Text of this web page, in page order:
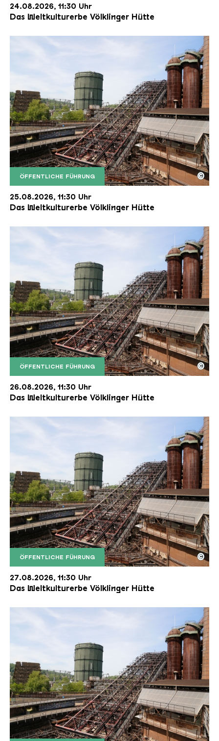
24.08.2026, 11:30 Uhr
Das Weltkulturerbe Völklinger Hütte
ÖFFENTLICHE FÜHRUNG
Der Erzschrägaufzug der Völklinger Hütte mit
Copyright: Weltkulturerbe Völklinger Hütte | Karl
©
25.08.2026, 11:30 Uhr
Das Weltkulturerbe Völklinger Hütte
ÖFFENTLICHE FÜHRUNG
Der Erzschrägaufzug der Völklinger Hütte mit
Copyright: Weltkulturerbe Völklinger Hütte | Karl
©
26.08.2026, 11:30 Uhr
Das Weltkulturerbe Völklinger Hütte
ÖFFENTLICHE FÜHRUNG
Der Erzschrägaufzug der Völklinger Hütte mit
Copyright: Weltkulturerbe Völklinger Hütte | Karl
©
27.08.2026, 11:30 Uhr
Das Weltkulturerbe Völklinger Hütte